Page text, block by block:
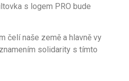
ovka s logem PRO bude
čel ínaše země a hlavně vy
znamením solidarity s tímto